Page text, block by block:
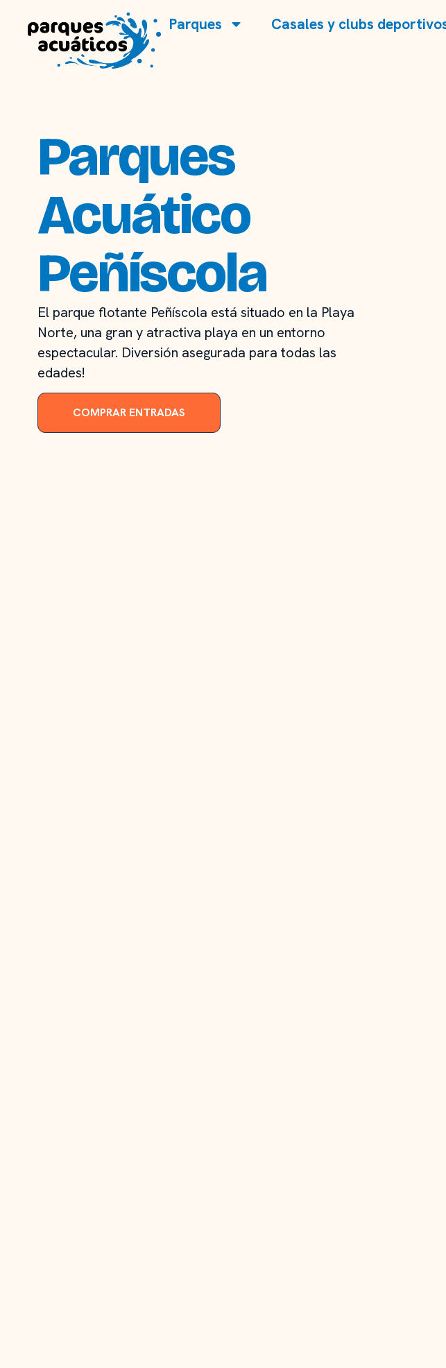
Parques Casales y clubs
Parques
Acuático
Peñíscola
El parque flotante Peñíscola está situado en la Playa
Norte, una gran y atractiva playa en un entorno
espectacular. Diversión asegurada para todas las
edades!
COMPRAR ENTRADAS